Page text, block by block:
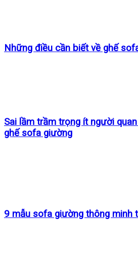
Những điều cần biết về ghế
Sai lầm trầm trọng ít người
ghế sofa giường
9 mẫu sofa giường thông minh